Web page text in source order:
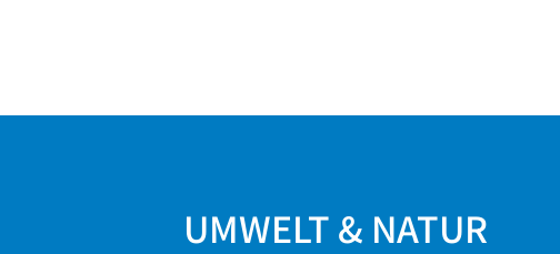
UMWELT & NATUR